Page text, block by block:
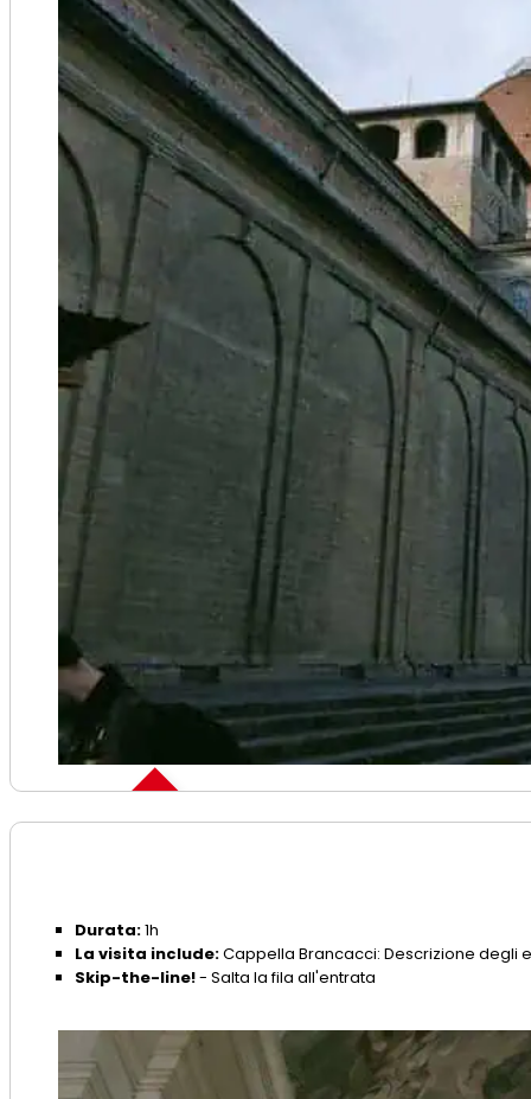
Durata:1h
La visita include:Cappella Brancacci: Descrizione degli
Skip-the-line!- Salta la fila all'entrata